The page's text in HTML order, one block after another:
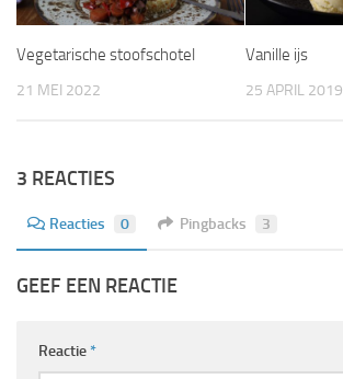
Vegetarische stoofschotel
21 MEI 2022
Vanille ijs
25 APRIL 2019
3 REACTIES
Reacties 0 Pingbacks 3
GEEF EEN REACTIE
Reactie*